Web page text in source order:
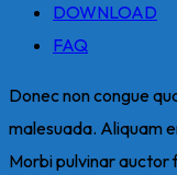
DOWNLOAD
FAQ
Donec non congue
malesuada. Aliquam
Morbi pulvinar auctor